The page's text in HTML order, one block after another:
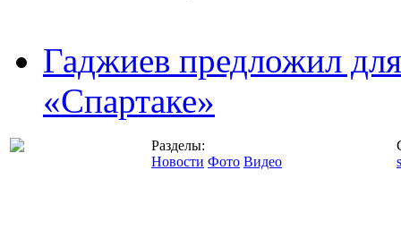
Гаджиев предложил
«Спартаке»
Разделы:
Новости Фото Видео